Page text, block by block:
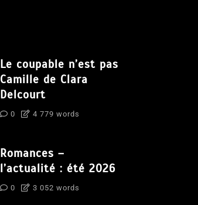
Le coupable n’est pas
Camille de Clara
Delcourt
0 4 779 words
Romances –
l’actualité : été 2026
0 3 052 words